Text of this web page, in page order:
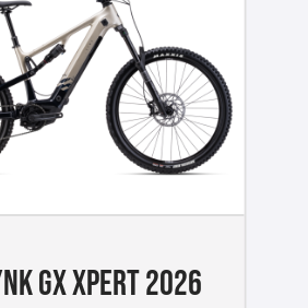
GX XPERT 2026